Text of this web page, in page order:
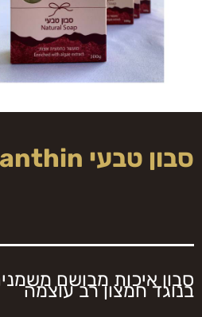
סבון טבעי Astaxanthin
סבון איכות מבושם
בנוגד חמצון רב עוצמה